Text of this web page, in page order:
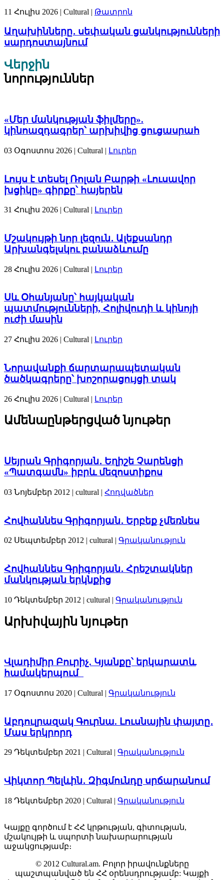
11 Հուլիս 2026 | Cultural | Թատրոն
Աղախինները․ սեփական ցանկությունների
սարդոստայնում
Վերջին
նորություններ
«Մեր մանկության ֆիլմերը».
կինոազդագրեր՝ արխիվից ցուցասրահ
03 Օգոստոս 2026 | Cultural | Լուրեր
Լույս է տեսել Ռոլան Բարթի «Լուսավոր
խցիկը» գիրքը՝ հայերեն
31 Հուլիս 2026 | Cultural | Լուրեր
Մշակույթի նոր լեզուն․ Ալեքսանդր
Արխանգելսկու բանաձևումը
28 Հուլիս 2026 | Cultural | Լուրեր
Սև Օհանյանը՝ հայկական
պատմությունների, Հոլիվուդի և կինոյի
ուժի մասին
27 Հուլիս 2026 | Cultural | Լուրեր
Նորավանքի ճարտարապետական
ծածկագրերը՝ խոշորացույցի տակ
26 Հուլիս 2026 | Cultural | Լուրեր
Ամենաընթերցված նյութեր
Սեյրան Գրիգորյան․ Եղիշե Չարենցի
«Պատգամն» իբրև մեզոստիքոս
03 Նոյեմբեր 2012 | cultural | Հոդվածներ
Հովհաննես Գրիգորյան․ Երբեք չմեռնես
02 Սեպտեմբեր 2012 | cultural | Գրականություն
Հովհաննես Գրիգորյան․ Հրեշտակներ
մանկության երկնքից
10 Դեկտեմբեր 2012 | cultural | Գրականություն
Արխիվային նյութեր
Վլադիմիր Բուրիչ. Կյանքը՝ երկարատև
համակերպում
17 Օգոստոս 2020 | Cultural | Գրականություն
Աբդուլրազակ Գուրնա. Լուսնային փայտը․
Մաս երկրորդ
29 Դեկտեմբեր 2021 | Cultural | Գրականություն
Վիկտոր Պելևին․ Զիգմունդը սրճարանում
18 Դեկտեմբեր 2020 | Cultural | Գրականություն
Կայքը գործում է ՀՀ կրթության, գիտության,
մշակույթի և սպորտի նախարարության
աջակցությամբ։
© 2012 Cultural.am. Բոլոր իրավունքները
պաշտպանված են ՀՀ օրենսդրությամբ: Կայքի